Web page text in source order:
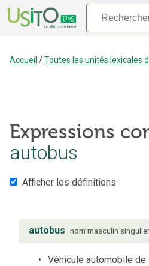
Accueil /Toutes les unités lexicales
Expressions
autobus
Afficher les définitions
autobus nom masculin singulier
Véhicule automobile